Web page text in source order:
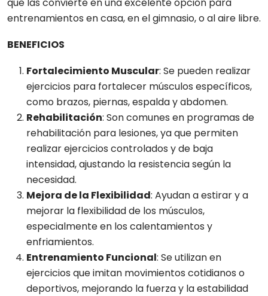
entrenamientos en casa, en el gimnasio, o al aire libre.
BENEFICIOS
Fortalecimiento Muscular: Se pueden realizar
ejercicios para fortalecer músculos específicos,
como brazos, piernas, espalda y abdomen.
Rehabilitación: Son comunes en programas de
rehabilitación para lesiones, ya que permiten
realizar ejercicios controlados y de baja
intensidad, ajustando la resistencia según la
necesidad.
Mejora de la Flexibilidad: Ayudan a estirar y a
mejorar la flexibilidad de los músculos,
especialmente en los calentamientos y
enfriamientos.
Entrenamiento Funcional: Se utilizan en
ejercicios que imitan movimientos cotidianos o
deportivos, mejorando la fuerza y la estabilidad